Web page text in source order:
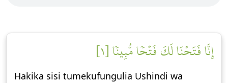
إِنَّا فَتَحۡنَا لَكَ فَتۡحٗا مُّبِينٗا [١]
Hakika sisi tumekufungulia Ushindi wa